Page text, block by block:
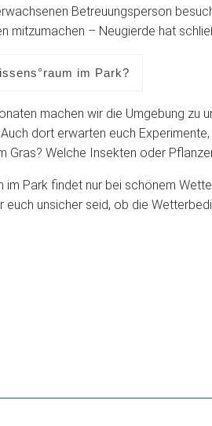
Betreuungsperson
mitzumachen – Neugierde hat
im Park?
machen wir die Umgebung zu
dort erwarten euch
Gras? Welche Insekten oder
im Park findet nur bei schönem
euch unsicher seid, ob die